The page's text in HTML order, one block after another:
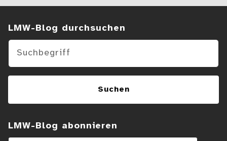
LMW-Blog abonnieren
E-Mail-Adresse
Suchen im Blog
LMW-Blog durchsuchen
Suchen